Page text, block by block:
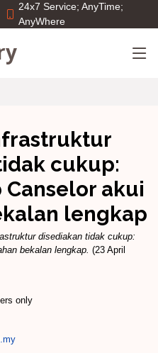
24x7 Service; AnyTime;
AnyWhere
cukup:
akui
lengkap
disediakan tidak cukup:
bekalan lengkap. (23 April
only